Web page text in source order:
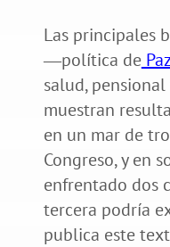
Las principales
―política de
salud,
muestran
en un mar de
Congreso, y en
enfrentado dos
tercera podría
publica este